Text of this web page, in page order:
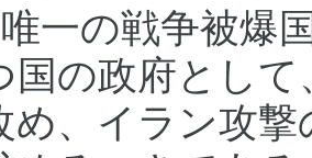
唯一の戦争被爆
国の政府とし
め、イラン攻